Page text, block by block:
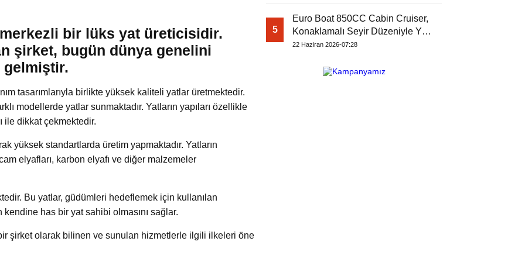
bir lüks yat üreticisidir.
şirket, bugün dünya genelini
gelmiştir.
tasarımlarıyla birlikte yüksek kaliteli yatlar üretmektedir.
modellerde yatlar sunmaktadır. Yatların yapıları özellikle
ile dikkat çekmektedir.
yüksek standartlarda üretim yapmaktadır. Yatların
elyafları, karbon elyafı ve diğer malzemeler
Bu yatlar, güdümleri hedeflemek için kullanılan
has bir yat sahibi olmasını sağlar.
şirket olarak bilinen ve sunulan hizmetlerle ilgili ilkeleri öne
5
Euro Boat 850CC Cabin Cruiser,
Konaklamalı Seyir Düzeniyle Yat
Dergisi’nde
22 Haziran 2026-07:28